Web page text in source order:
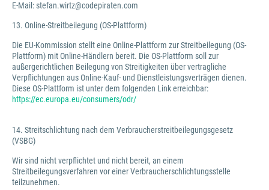
E-Mail: stefan.wirtz@codepiraten.com
13. Online-Streitbeilegung (OS-Plattform)
Die EU-Kommission stellt eine Online-Plattform zur Streitbeilegung (OS-
Plattform) mit Online-Händlern bereit. Die OS-Plattform soll zur
außergerichtlichen Beilegung von Streitigkeiten über vertragliche
Verpflichtungen aus Online-Kauf- und Dienstleistungsverträgen dienen.
Diese OS-Plattform ist unter dem folgenden Link erreichbar:
https://ec.europa.eu/consumers/odr/
14. Streitschlichtung nach dem Verbraucherstreitbeilegungsgesetz
(VSBG)
Wir sind nicht verpflichtet und nicht bereit, an einem
Streitbeilegungsverfahren vor einer Verbraucherschlichtungsstelle
teilzunehmen.